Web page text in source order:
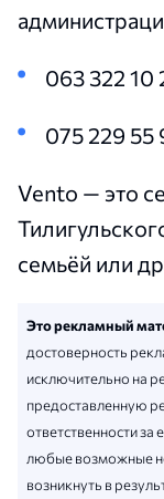
063 322 10
075 229 55
Vento — это
семьёй или
Это рекламный
достоверность
исключительно на
предоставленную
ответственности за
любые возможные
возникнуть в